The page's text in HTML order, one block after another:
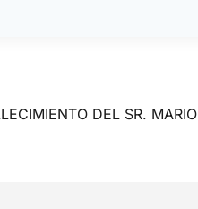
DEL SR. MARIO